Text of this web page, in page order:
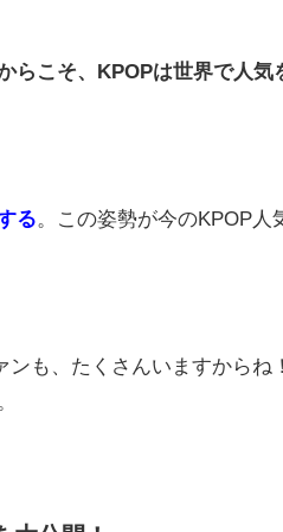
らこそ、KPOPは世界で人気
る 。この姿勢が今のKPOP人
も、たくさんいますからね！